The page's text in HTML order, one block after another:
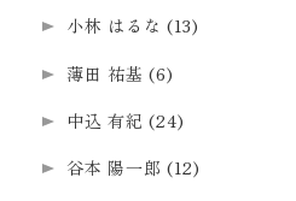
小林 はるな (13)
薄田 祐基 (6)
中込 有紀 (24)
谷本 陽一郎 (12)